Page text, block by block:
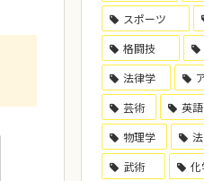
スポーツ
格闘技
法律学
芸術
英語
物理学
法
武術
化